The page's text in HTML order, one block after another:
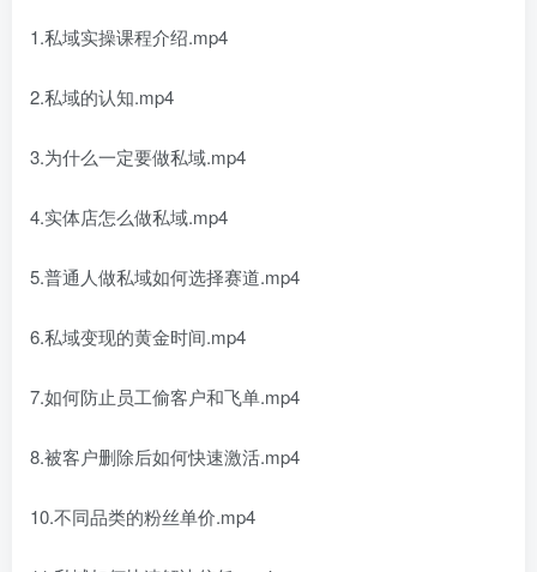
1.私域实操课程介绍.mp4
2.私域的认知.mp4
3.为什么一定要做私域.mp4
4.实体店怎么做私域.mp4
5.普通人做私域如何选择赛道.mp4
6.私域变现的黄金时间.mp4
7.如何防止员工偷客户和飞单.mp4
8.被客户删除后如何快速激活.mp4
10.不同品类的粉丝单价.mp4